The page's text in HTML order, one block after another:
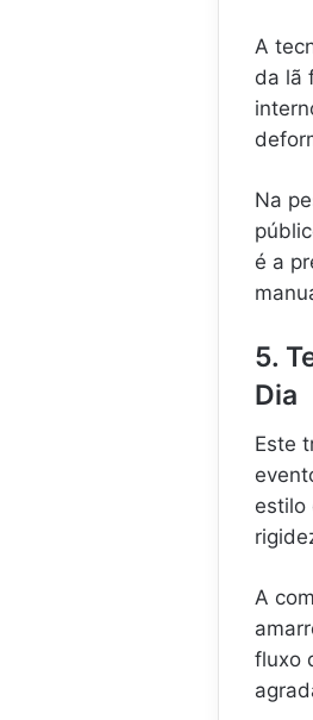
A
da lã
Na
é a
5.
Dia
Este
estilo
A
fluxo